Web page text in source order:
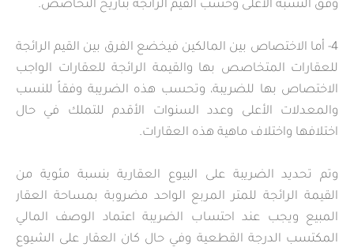
وفق النسبة الأعلى وحسب القيم الرائجة بتاريخ التخاصص.
4- أما الاختصاص بين المالكين فيخضع الفرق بين القيم الرائجة
للعقارات المتخاصص بها والقيمة الرائجة للعقارات الواجب
الاختصاص بها للضريبة، وتحسب هذه الضريبة وفقاً للنسب
والمعدلات الأعلى وعدد السنوات الأقدم للتملك في حال
اختلافها واختلاف ماهية هذه العقارات.
وتم تحديد الضريبة على البيوع العقارية بنسبة مئوية من
القيمة الرائجة للمتر المربع الواحد مضروبة بمساحة العقار
المبيع ويجب عند احتساب الضريبة اعتماد الوصف المالي
المكتسب الدرجة القطعية وفي حال كان العقار على الشيوع